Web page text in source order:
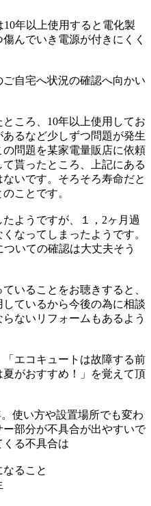
年以上使用すると電化製
んでいき電源が付きにくく
自宅へ状況の確認へ向かい
ころ、10年以上使用してお
あるなど少しずつ問題が発生
の問題を某家電量販店に依頼
貰ったところ、
上記にある
いです。 そろそろ寿命だと
ことです。
ようですが、１
，2ヶ月過
なってしまったようです。
いての確認は大丈夫そう
いることをお聴きすると、
しているから今後の為に相談
ないリフォームもあるよう
エコキュートは故障する前
夏がおすすめ！」を覚えて頂
使い方や設置場所でも変わ
部分が不具合が出やすいで
る不具合は
なること